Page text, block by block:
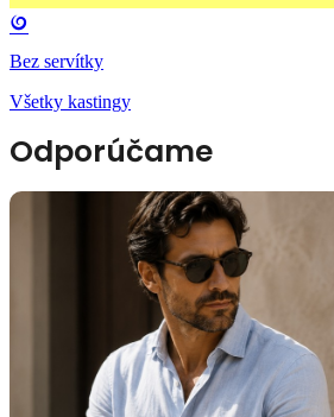
Bez servítky
Všetky kastingy
Odporúčame